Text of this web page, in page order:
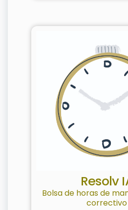
Resolv
Bolsa de horas de
correctivo